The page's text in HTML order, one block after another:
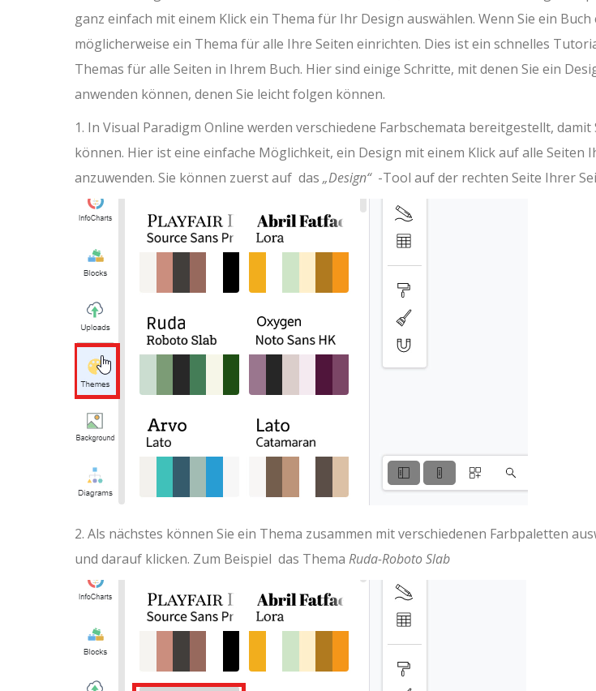
ganz einfach mit einem Klick ein Thema für Ihr Design auswählen. Wenn Sie ein Buch
möglicherweise ein Thema für alle Ihre Seiten einrichten. Dies ist ein schnelles
Themas für alle Seiten in Ihrem Buch. Hier sind einige Schritte, mit denen Sie ein
anwenden können, denen Sie leicht folgen können.
1. In Visual Paradigm Online werden verschiedene Farbschemata bereitgestellt,
können. Hier ist eine einfache Möglichkeit, ein Design mit einem Klick auf alle Seiten
anzuwenden. Sie können zuerst auf das „Design“-Tool auf der rechten Seite Ihrer
2. Als nächstes können Sie ein Thema zusammen mit verschiedenen Farbpaletten
und darauf klicken. Zum Beispiel das Thema Ruda-Roboto Slab